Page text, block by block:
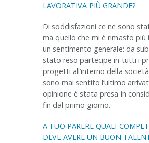
LAVORATIVA PIÙ GRANDE?
Di soddisfazioni ce ne sono
ma quello che mi è rimasto più
un sentimento generale: da
stato reso partecipe in tutti i
progetti all’interno della
sono mai sentito l’ultimo
opinione è stata presa in
fin dal primo giorno.
A TUO PARERE QUALI
DEVE AVERE UN BUON